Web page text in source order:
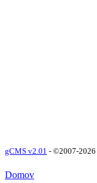
gCMS v2.01 - ©2007-2026
Domov